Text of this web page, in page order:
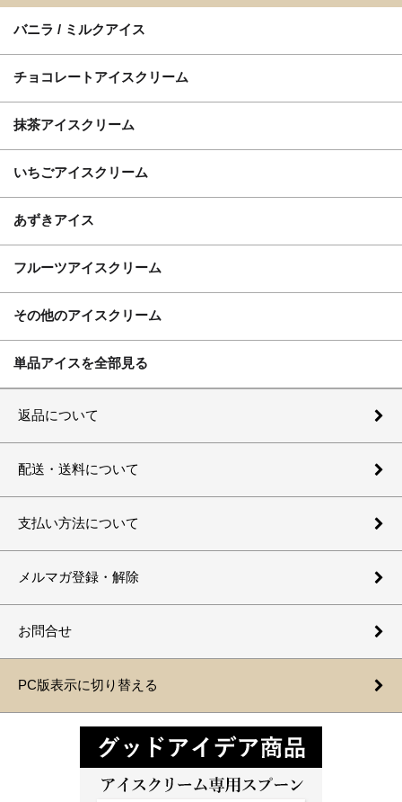
バニラ / ミルクアイス
チョコレートアイスクリーム
抹茶アイスクリーム
いちごアイスクリーム
あずきアイス
フルーツアイスクリーム
その他のアイスクリーム
単品アイスを全部見る
返品について
配送・送料について
支払い方法について
メルマガ登録・解除
お問合せ
PC版表示に切り替える